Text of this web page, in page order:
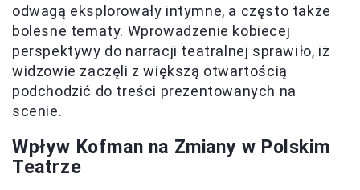
odwagą eksplorowały intymne, a często także
bolesne tematy. Wprowadzenie kobiecej
perspektywy do narracji teatralnej sprawiło, iż
widzowie zaczęli z większą otwartością
podchodzić do treści prezentowanych na
scenie.
Wpływ Kofman na Zmiany w Polskim
Teatrze